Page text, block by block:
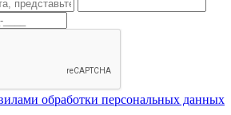
обработки персональных данных